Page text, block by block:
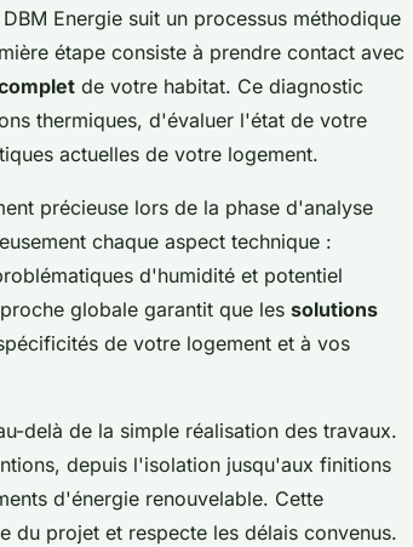
Energie suit un processus méthodique
étape consiste à prendre contact avec
de votre habitat. Ce diagnostic
thermiques, d'évaluer l'état de votre
actuelles de votre logement.
précieuse lors de la phase d'analyse
chaque aspect technique :
d'humidité et potentiel
globale garantit que les solutions
de votre logement et à vos
delà de la simple réalisation des travaux.
depuis l'isolation jusqu'aux finitions
d'énergie renouvelable. Cette
du projet et respecte les délais convenus.